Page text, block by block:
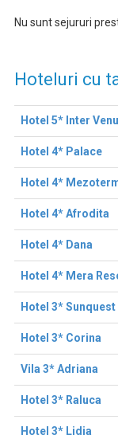
Nu sunt sejururi
Hoteluri cu
Hotel 5* Inter
Hotel 4* Palace
Hotel 4*
Hotel 4* Afrodita
Hotel 4* Dana
Hotel 4* Mera
Hotel 3* Sunquest
Hotel 3* Corina
Vila 3* Adriana
Hotel 3* Raluca
Hotel 3* Lidia